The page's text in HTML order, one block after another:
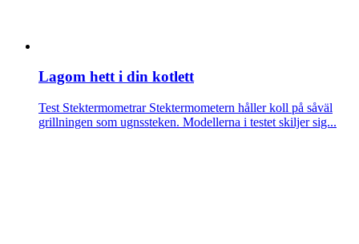
Lagom hett i din kotlett
Test StektermometrarStektermometern håller koll på såväl
grillningen som ugnssteken. Modellerna i testet skiljer sig...